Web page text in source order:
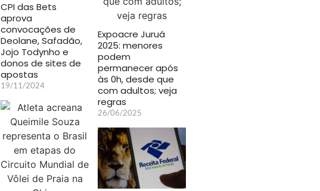
CPI das Bets
aprova
convocações de
Deolane, Safadão,
Jojo Todynho e
donos de sites de
apostas
19/11/2024
Expoacre Juruá
2025: menores
podem
permanecer após
às 0h, desde que
com adultos; veja
regras
26/06/2025